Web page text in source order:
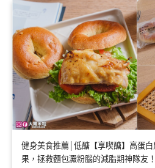
健身美食推薦│低醣【享喫醣】高蛋
果，拯救麵包澱粉腦的減脂期神隊友！